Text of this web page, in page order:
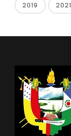
2019 2021